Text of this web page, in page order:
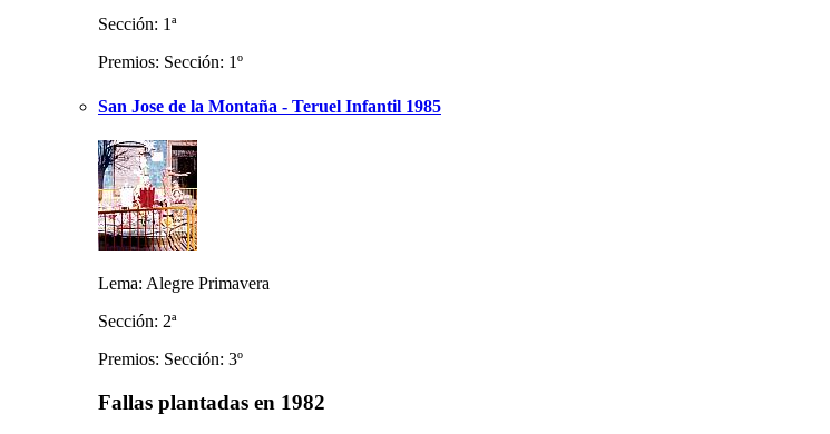
Sección: 1ª
Premios: Sección: 1º
San Jose de la Montaña - Teruel Infantil 1985
Lema: Alegre Primavera
Sección: 2ª
Premios: Sección: 3º
Fallas plantadas en 1982